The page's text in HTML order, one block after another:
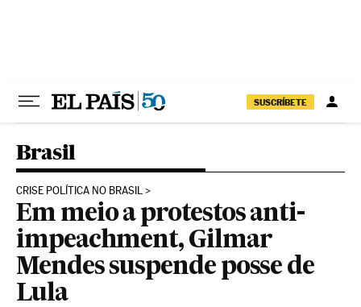
SUSCRÍBETE
Brasil
CRISE POLÍTICA NO BRASIL
Em meio a protestos anti-
impeachment, Gilmar
Mendes suspende posse de
Lula